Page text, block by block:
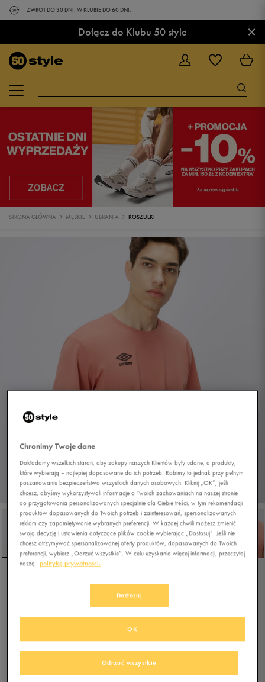
ZWROT DO 30 DNI. W KLUBIE DO 60 DNI.
Dołącz do Klubu 50 style ×
STRONA GŁÓWNA MĘSKIE UBRANIA KOSZULKI
UMBRO T SHIRT MARLON
(cena początkowa)
19,99złz Vat
Chronimy Twoje dane
Dokładamy wszelkich starań, aby zakupy naszych Klientów były udane, a produkty,
które wybierają – najlepiej dopasowane do ich potrzeb. Robimy to jednak przy pełnym
poszanowaniu bezpieczeństwa wszystkich danych osobowych. Kliknij „OK”, jeśli
chcesz, abyśmy wykorzystywali informacje o Twoich zachowaniach na naszej stronie
do przygotowania personalizowanych specjalnie dla Ciebie treści, w tym rekomendacji
produktów dopasowanych do Twoich potrzeb i zainteresowań, spersonalizowanych
reklam czy zapamiętywanie wybranych preferencji. W każdej chwili możesz zmienić
swoją decyzję i ustawienia dotyczące plików cookie wybierając „Dostosuj”. Jeśli nie
chcesz otrzymywać spersonalizowanej oferty produktów, dopasowanych do Twoich
preferencji, wybierz „Odrzuć wszystkie”. W celu uzyskania więcej informacji, przeczytaj
naszą
politykę prywatności.
Dostosuj
Odrzuć wszystkie
OK